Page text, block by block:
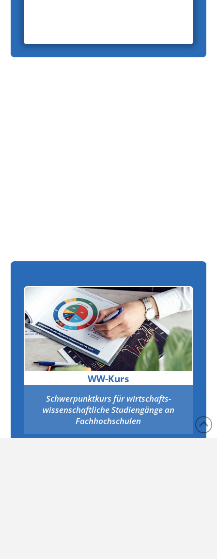
WW-Kurs
Schwerpunktkurs für wirtschafts­
wissenschaftliche Studiengänge an
Fachhochschulen